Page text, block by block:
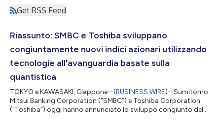
Get RSS Feed
Riassunto: SMBC e Toshiba sviluppano
congiuntamente nuovi indici azionari utilizzando
tecnologie all'avanguardia basate sulla
quantistica
TOKYO e KAWASAKI, Giappone--(BUSINESS WIRE)--Sumitomo
Mitsui Banking Corporation (“SMBC”) e Toshiba Corporation
(“Toshiba”) oggi hanno annunciato lo sviluppo congiunto del